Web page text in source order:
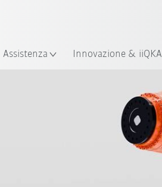
Assistenza Innovazione & iiQKA